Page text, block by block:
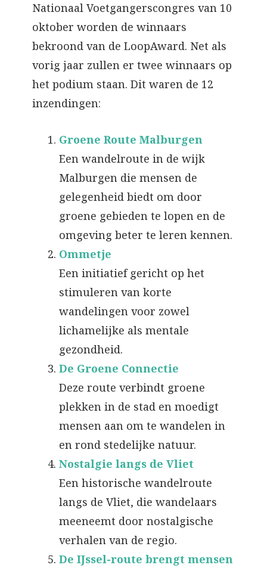
Nationaal Voetgangerscongres van 10
oktober worden de winnaars
bekroond van de LoopAward. Net als
vorig jaar zullen er twee winnaars op
het podium staan. Dit waren de 12
inzendingen:
Groene Route Malburgen
Een wandelroute in de wijk
Malburgen die mensen de
gelegenheid biedt om door
groene gebieden te lopen en de
omgeving beter te leren kennen.
Ommetje
Een initiatief gericht op het
stimuleren van korte
wandelingen voor zowel
lichamelijke als mentale
gezondheid.
De Groene Connectie
Deze route verbindt groene
plekken in de stad en moedigt
mensen aan om te wandelen in
en rond stedelijke natuur.
Nostalgie langs de Vliet
Een historische wandelroute
langs de Vliet, die wandelaars
meeneemt door nostalgische
verhalen van de regio.
De IJssel-route brengt mensen